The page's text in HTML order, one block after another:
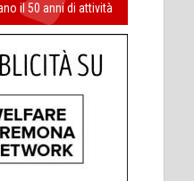
il 50 anni di attività